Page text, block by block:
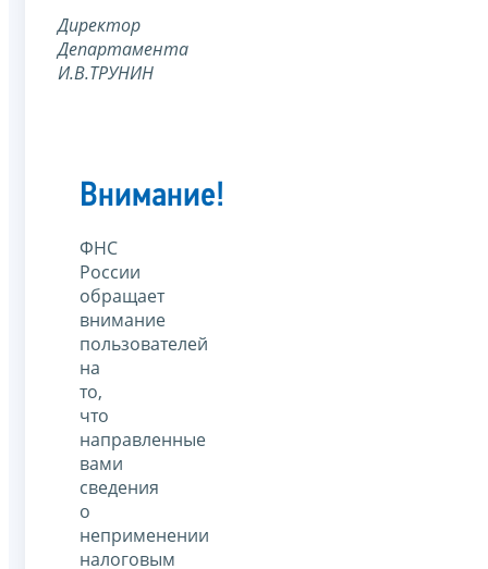
Директор
Департамента
И.В.ТРУНИН
Внимание!
ФНС
России
обращает
внимание
пользователей
на
то,
что
направленные
вами
сведения
о
неприменении
налоговым